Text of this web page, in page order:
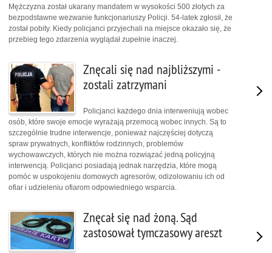
Mężczyzna został ukarany mandatem w wysokości 500 złotych za
bezpodstawne wezwanie funkcjonariuszy Policji. 54-latek zgłosił, że
został pobity. Kiedy policjanci przyjechali na miejsce okazało się, że
przebieg tego zdarzenia wyglądał zupełnie inaczej.
Znęcali się nad najbliższymi -
zostali zatrzymani
Policjanci każdego dnia interweniują wobec
osób, które swoje emocje wyrażają przemocą wobec innych. Są to
szczególnie trudne interwencje, ponieważ najczęściej dotyczą
spraw prywatnych, konfliktów rodzinnych, problemów
wychowawczych, których nie można rozwiązać jedną policyjną
interwencją. Policjanci posiadają jednak narzędzia, które mogą
pomóc w uspokojeniu domowych agresorów, odizolowaniu ich od
ofiar i udzieleniu ofiarom odpowiedniego wsparcia.
Znęcał się nad żoną. Sąd
zastosował tymczasowy areszt